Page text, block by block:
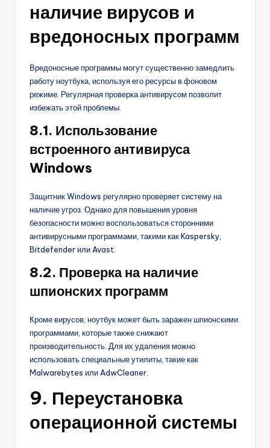
наличие вирусов и
вредоносных программ
Вредоносные программы могут существенно замедлить
работу ноутбука, используя его ресурсы в фоновом
режиме. Регулярная проверка антивирусом позволит
избежать этой проблемы.
8.1. Использование
встроенного антивируса
Windows
Защитник Windows регулярно проверяет систему на
наличие угроз. Однако для повышения уровня
безопасности можно воспользоваться сторонними
антивирусными программами, такими как Kaspersky,
Bitdefender или Avast.
8.2. Проверка на наличие
шпионских программ
Кроме вирусов, ноутбук может быть заражен шпионскими
программами, которые также снижают
производительность. Для их удаления можно
использовать специальные утилиты, такие как
Malwarebytes или AdwCleaner.
9. Переустановка
операционной системы